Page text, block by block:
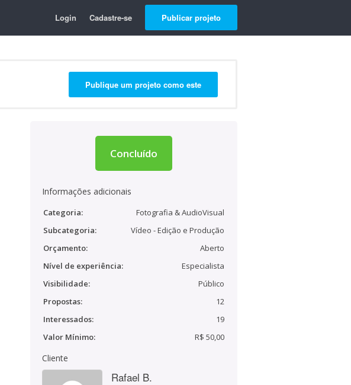
Login Cadastre-se Publicar projeto
Publique um projeto como este
Concluído
Informações adicionais
Categoria:
Fotografia & AudioVisual
Subcategoria:
Vídeo - Edição e Produção
Orçamento:
Aberto
Nível de experiência:
Especialista
Visibilidade:
Público
Propostas:
12
Interessados:
19
Valor Mínimo:
R$ 50,00
Cliente
Rafael B.